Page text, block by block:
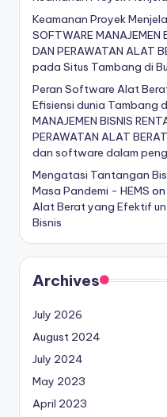
Keamanan Proyek
SOFTWARE MANAJEMEN
DAN PERAWATAN ALAT
pada Situs Tambang di
Peran Software Alat
Efisiensi dunia Tambang
MANAJEMEN BISNIS
PERAWATAN ALAT BERAT
dan software dalam
Mengatasi Tantangan
Masa Pandemi - HEMS on
Alat Berat yang Efektif
Bisnis
Archives
July 2026
August 2024
July 2024
May 2023
April 2023